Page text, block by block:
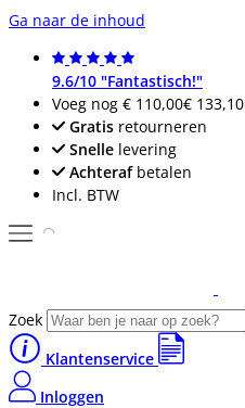
Ga naar de inhoud
9.6/10 "Fantastisch!"
Voeg nog € 110,00€ 133,10
Gratis retourneren
Snelle levering
Achterafbetalen
Incl. BTW
Zoek
Klantenservice
Inloggen